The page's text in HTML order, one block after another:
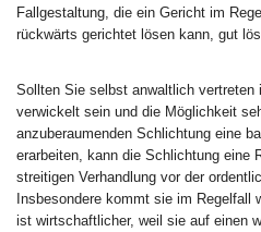
Fallgestaltung, die ein Gericht im
rückwärts gerichtet lösen kann, gut
Sollten Sie selbst anwaltlich
verwickelt sein und die Möglichkeit
anzuberaumenden Schlichtung eine
erarbeiten, kann die Schlichtung eine
streitigen Verhandlung vor der
Insbesondere kommt sie im Regelfall
ist wirtschaftlicher, weil sie auf einen